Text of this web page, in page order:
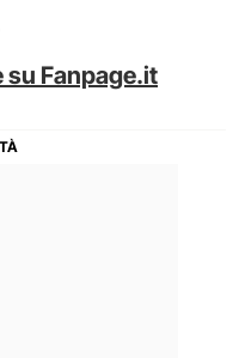
su Fanpage.it